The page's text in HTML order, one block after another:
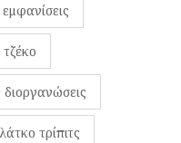
εμφανίσεις
τζέκο
τρίπιτς